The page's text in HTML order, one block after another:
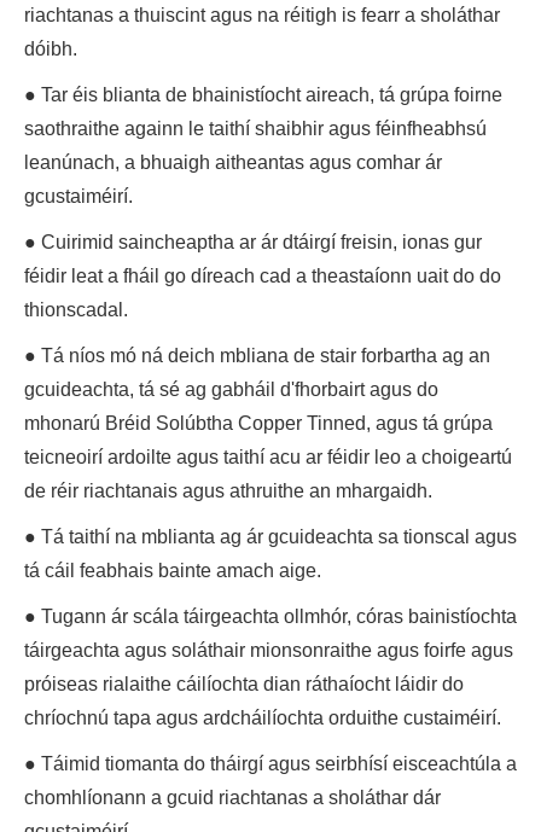
riachtanas a thuiscint agus na réitigh is fearr a sholáthar
dóibh.
● Tar éis blianta de bhainistíocht aireach, tá grúpa foirne
saothraithe againn le taithí shaibhir agus féinfheabhsú
leanúnach, a bhuaigh aitheantas agus comhar ár
gcustaiméirí.
● Cuirimid saincheaptha ar ár dtáirgí freisin, ionas gur
féidir leat a fháil go díreach cad a theastaíonn uait do do
thionscadal.
● Tá níos mó ná deich mbliana de stair forbartha ag an
gcuideachta, tá sé ag gabháil d'fhorbairt agus do
mhonarú Bréid Solúbtha Copper Tinned, agus tá grúpa
teicneoirí ardoilte agus taithí acu ar féidir leo a choigeartú
de réir riachtanais agus athruithe an mhargaidh.
● Tá taithí na mblianta ag ár gcuideachta sa tionscal agus
tá cáil feabhais bainte amach aige.
● Tugann ár scála táirgeachta ollmhór, córas bainistíochta
táirgeachta agus soláthair mionsonraithe agus foirfe agus
próiseas rialaithe cáilíochta dian ráthaíocht láidir do
chríochnú tapa agus ardcháilíochta orduithe custaiméirí.
● Táimid tiomanta do tháirgí agus seirbhísí eisceachtúla a
chomhlíonann a gcuid riachtanas a sholáthar dár